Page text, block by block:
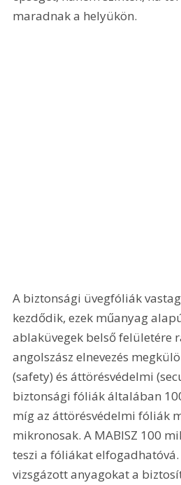
maradnak a helyükön.
A biztonsági üvegfóliák
kezdődik, ezek műanyag
ablaküvegek belső felületére
angolszász elnevezés
(safety) és áttörésvédelmi
biztonsági fóliák általában
míg az áttörésvédelmi fóliák
mikronosak. A MABISZ 100
teszi a fóliákat elfogadhatóvá.
vizsgázott anyagokat a